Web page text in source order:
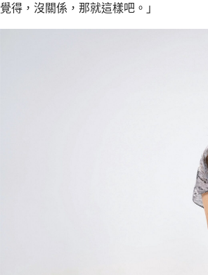
覺得，沒關係，那就這樣吧。」